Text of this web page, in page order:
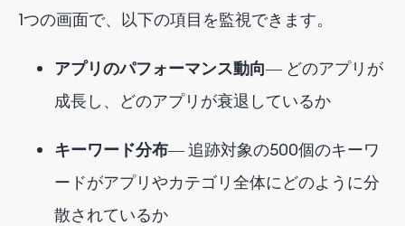
1つの画面で、以下の項目を監視できます。
アプリのパフォーマンス動向― どのアプリが
成長し、どのアプリが衰退しているか
キーワード分布― 追跡対象の500個のキーワ
ードがアプリやカテゴリ全体にどのように分
散されているか